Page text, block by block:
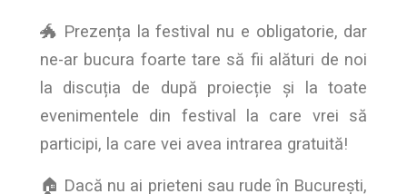
🐲 Prezența la festival nu e obligatorie, dar
ne-ar bucura foarte tare să fii alături de noi
la discuția de după proiecție și la toate
evenimentele din festival la care vrei să
participi, la care vei avea intrarea gratuită!
🏠 Dacă nu ai prieteni sau rude în București,